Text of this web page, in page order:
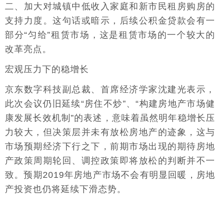
二、加大对城镇中低收入家庭和新市民租房购房的
支持力度。这句话或暗示，后续公积金贷款会有一
部分“匀给”租赁市场，这是租赁市场的一个较大的
改革亮点。
宏观压力下的稳增长
京东数字科技副总裁、首席经济学家沈建光表示，
此次会议仍旧延续“房住不炒”、“构建房地产市场健
康发展长效机制”的表述，意味着虽然明年稳增长压
力较大，但决策层并未有放松房地产的迹象，这与
市场预期经济下行之下，前期市场出现的期待房地
产政策周期轮回、调控政策即将放松的判断并不一
致。预期2019年房地产市场不会有明显回暖，房地
产投资也仍将延续下滑态势。